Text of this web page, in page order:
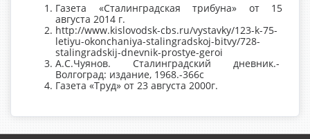
Газета «Сталинградская трибуна» от 15
августа 2014 г.
http://www.kislovodsk-cbs.ru/vystavky/123-k-75-
letiyu-okonchaniya-stalingradskoj-bitvy/728-
stalingradskij-dnevnik-prostye-geroi
А.С.Чуянов. Сталинградский дневник.-
Волгоград: издание, 1968.-366с
Газета «Труд» от 23 августа 2000г.